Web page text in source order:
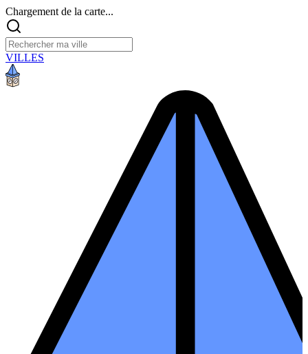
Chargement de la carte...
VILLES